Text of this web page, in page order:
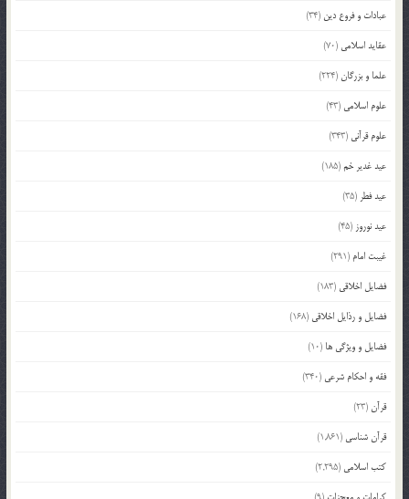
عبادات و فروع دین (34)
عقاید اسلامی (70)
علما و بزرگان(224)
علوم اسلامی (43)
علوم قرآنی (343)
عید غدیر خم(185)
عید فطر (35)
عید نوروز (45)
غیبت امام (291)
فضایل اخلاقی (183)
فضایل و رذایل اخلاقی (168)
فضایل و ویژگی ها (10)
فقه و احکام شرعی (340)
قرآن(23)
قرآن شناسی (1,861)
کتب اسلامی (2,295)